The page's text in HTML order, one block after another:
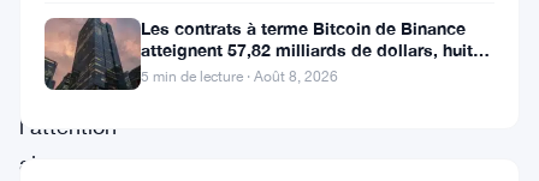
continue
capter
l’attention
alors
Les contrats à terme Bitcoin de Binance
atteignent 57,82 milliards de dollars, huit
fois le volume du marché
5 min de lecture · Août 8, 2026